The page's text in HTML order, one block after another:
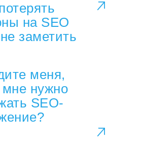
меня,
нужно
SEO-
на SEO
заметить